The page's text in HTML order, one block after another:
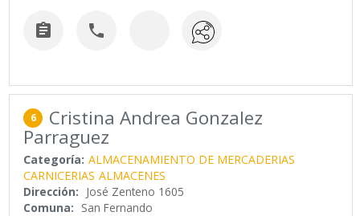
 
6 Cristina Andrea Gonzalez
Parraguez
Categoría: ALMACENAMIENTO DE MERCADERIAS
CARNICERIAS ALMACENES
Dirección: José Zenteno 1605
Comuna: San Fernando